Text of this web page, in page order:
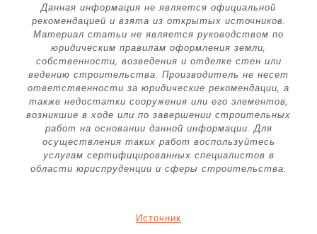
Данная информация не является официальной
рекомендацией и взята из открытых источников.
Материал статьи не является руководством по
юридическим правилам оформления земли,
собственности, возведения и отделке стен или
ведению строительства. Производитель не несет
ответственности за юридические рекомендации, а
также недостатки сооружения или его элементов,
возникшие в ходе или по завершении строительных
работ на основании данной информации. Для
осуществления таких работ воспользуйтесь
услугам сертифицированных специалистов в
области юриспруденции и сферы строительства.
Источник